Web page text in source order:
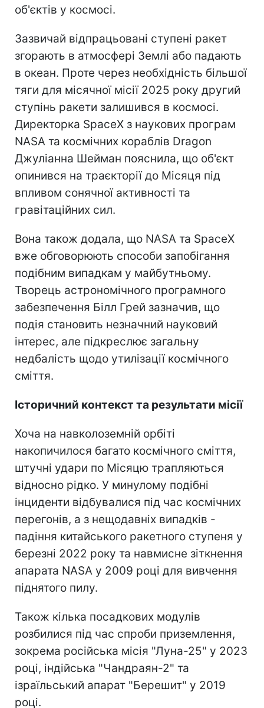
об'єктів у космосі.
Зазвичай відпрацьовані ступені ракет
згорають в атмосфері Землі або падають
в океан. Проте через необхідність більшої
тяги для місячної місії 2025 року другий
ступінь ракети залишився в космосі.
Директорка SpaceX з наукових програм
NASA та космічних кораблів Dragon
Джуліанна Шейман пояснила, що об'єкт
опинився на траєкторії до Місяця під
впливом сонячної активності та
гравітаційних сил.
Вона також додала, що NASA та SpaceX
вже обговорюють способи запобігання
подібним випадкам у майбутньому.
Творець астрономічного програмного
забезпечення Білл Грей зазначив, що
подія становить незначний науковий
інтерес, але підкреслює загальну
недбалість щодо утилізації космічного
сміття.
Історичний контекст та результати місії
Хоча на навколоземній орбіті
накопичилося багато космічного сміття,
штучні удари по Місяцю трапляються
відносно рідко. У минулому подібні
інциденти відбувалися під час космічних
перегонів, а з нещодавніх випадків -
падіння китайського ракетного ступеня у
березні 2022 року та навмисне зіткнення
апарата NASA у 2009 році для вивчення
піднятого пилу.
Також кілька посадкових модулів
розбилися під час спроби приземлення,
зокрема російська місія "Луна-25" у 2023
році, індійська "Чандраян-2" та
ізраїльський апарат "Берешит" у 2019
році.